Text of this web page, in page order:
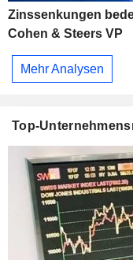
Zinssenkungen
Cohen & Steers VP
Mehr Analysen
Top-